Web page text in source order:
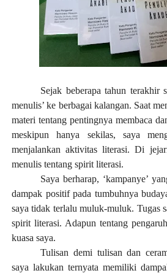
Sejak beberapa tahun terakhir
menulis’ ke berbagai kalangan. Saat
materi tentang pentingnya membaca
meskipun hanya sekilas, saya
menjalankan aktivitas literasi. Di
menulis tentang spirit literasi.
Saya berharap, ‘kampanye’
dampak positif pada tumbuhnya
saya tidak terlalu muluk-muluk. Tugas
spirit literasi. Adapun tentang
kuasa saya.
Tulisan demi tulisan dan
saya lakukan ternyata memiliki